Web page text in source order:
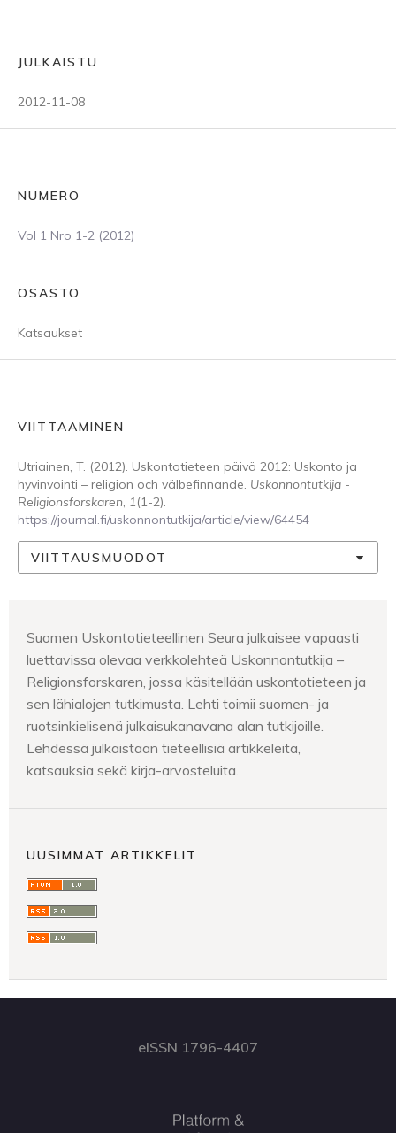
JULKAISTU
2012-11-08
NUMERO
Vol 1 Nro 1-2 (2012)
OSASTO
Katsaukset
VIITTAAMINEN
Utriainen, T. (2012). Uskontotieteen päivä 2012: Uskonto ja
hyvinvointi – religion och välbefinnande. Uskonnontutkija -
Religionsforskaren, 1(1-2).
https://journal.fi/uskonnontutkija/article/view/64454
VIITTAUSMUODOT
Suomen Uskontotieteellinen Seura julkaisee vapaasti
luettavissa olevaa verkkolehteä Uskonnontutkija –
Religionsforskaren, jossa käsitellään uskontotieteen ja
sen lähialojen tutkimusta. Lehti toimii suomen- ja
ruotsinkielisenä julkaisukanavana alan tutkijoille.
Lehdessä julkaistaan tieteellisiä artikkeleita,
katsauksia sekä kirja-arvosteluita.
UUSIMMAT ARTIKKELIT
eISSN 1796-4407